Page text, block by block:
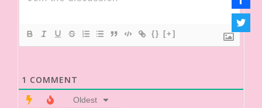
{} [+]
1 COMMENT
Oldest